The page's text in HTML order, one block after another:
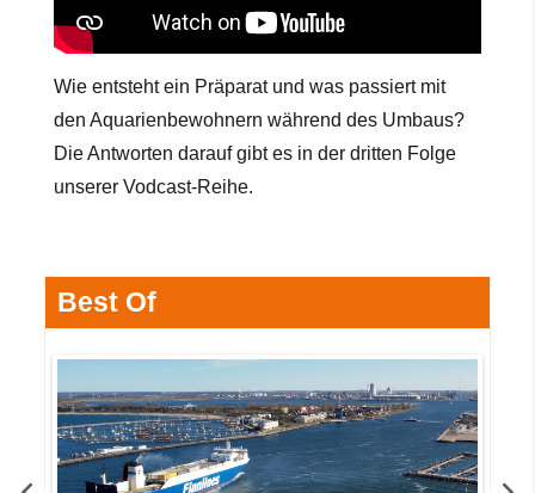
Wie entsteht ein Präparat und was passiert mit
den Aquarienbewohnern während des Umbaus?
Die Antworten darauf gibt es in der dritten Folge
unserer Vodcast-Reihe.
Best Of